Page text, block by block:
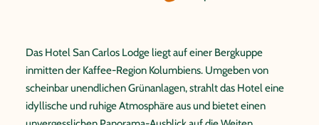
Das Hotel San Carlos Lodge liegt auf einer Bergkuppe
inmitten der Kaffee-Region Kolumbiens. Umgeben von
scheinbar unendlichen Grünanlagen, strahlt das Hotel eine
idyllische und ruhige Atmosphäre aus und bietet einen